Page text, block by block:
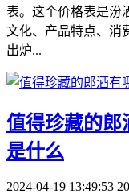
表。这个价格表是汾
文化、产品特点、消
出炉...
值得珍藏的郎
是什么
2024-04-19 13:49:53